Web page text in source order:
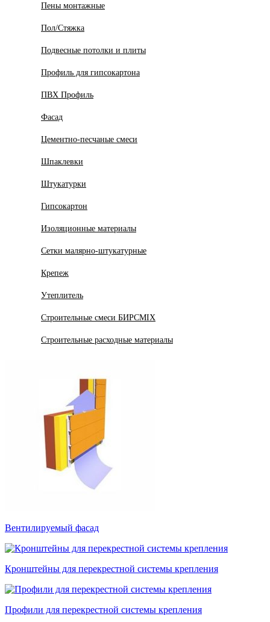
Пены монтажные
Пол/Стяжка
Подвесные потолки и плиты
Профиль для гипсокартона
ПВХ Профиль
Фасад
Цементно-песчаные смеси
Шпаклевки
Штукатурки
Гипсокартон
Изоляционные материалы
Сетки малярно-штукатурные
Крепеж
Утеплитель
Строительные смеси БИРСMIX
Строительные расходные материалы
Вентилируемый фасад
Кронштейны для перекрестной системы крепления
Профили для перекрестной системы крепления